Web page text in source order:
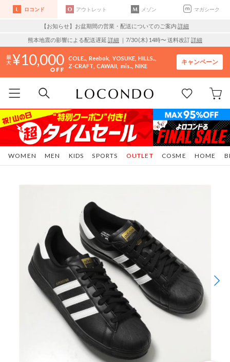
ロコンド アウトレット メゾン マガシーク
【お知らせ】お盆期間の営業・配送についてのご案内 詳細
熊本地震の影響による配送遅延 詳細 ｜7/30 (木) 14時〜 送料改訂詳細
10,000 COLE.. Reebok YOSUKE HILLS..
Z-CRAFT CAWAII mis.. NIKE
キャンペーン
WOMEN MEN KIDS SPORTS COSME HOME
OUTLET